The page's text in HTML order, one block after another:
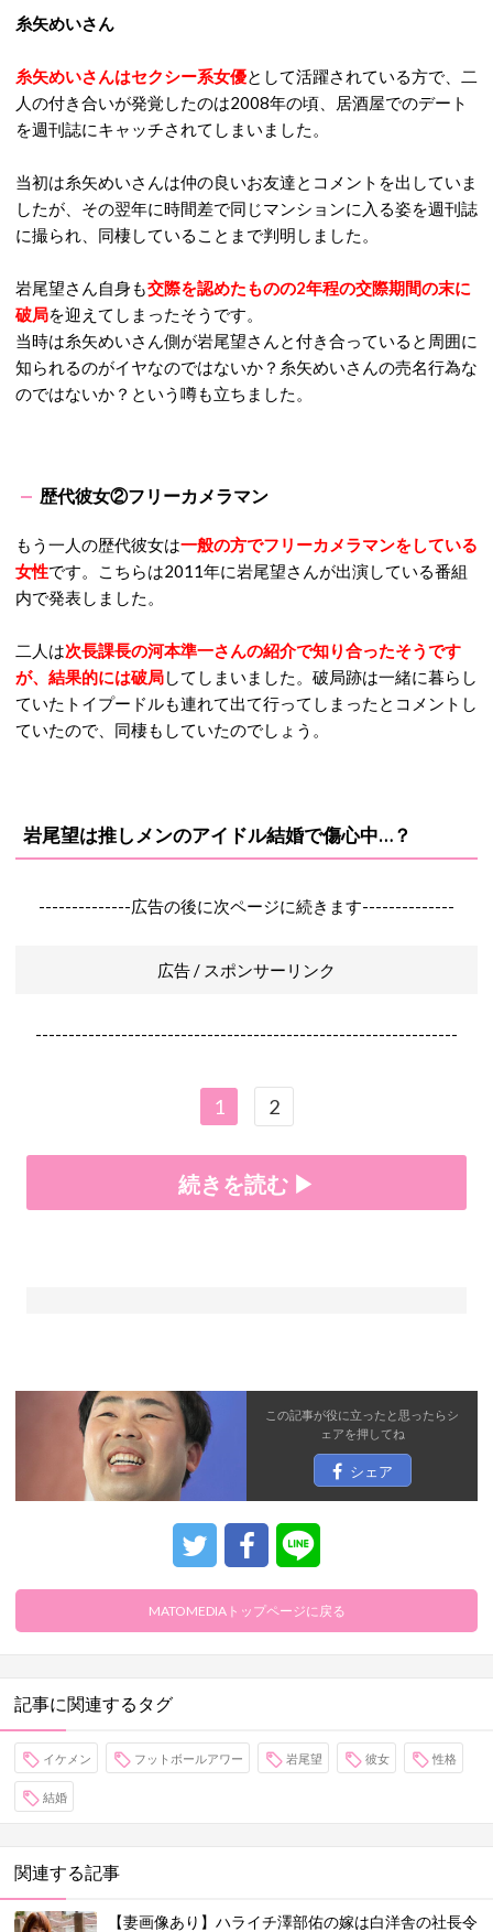
糸矢めいさん
糸矢めいさんはセクシー系女優として活躍されている方で、二
人の付き合いが発覚したのは2008年の頃、居酒屋でのデート
を週刊誌にキャッチされてしまいました。
当初は糸矢めいさんは仲の良いお友達とコメントを出していま
したが、その翌年に時間差で同じマンションに入る姿を週刊誌
に撮られ、同棲していることまで判明しました。
岩尾望さん自身も交際を認めたものの2年程の交際期間の末に
破局を迎えてしまったそうです。
当時は糸矢めいさん側が岩尾望さんと付き合っていると周囲に
知られるのがイヤなのではないか？糸矢めいさんの売名行為な
のではないか？という噂も立ちました。
歴代彼女②フリーカメラマン
もう一人の歴代彼女は一般の方でフリーカメラマンをしている
女性です。こちらは2011年に岩尾望さんが出演している番組
内で発表しました。
二人は次長課長の河本準一さんの紹介で知り合ったそうです
が、結果的には破局してしまいました。破局跡は一緒に暮らし
ていたトイプードルも連れて出て行ってしまったとコメントし
ていたので、同棲もしていたのでしょう。
岩尾望は推しメンのアイドル結婚で傷心中…？
--------------広告の後に次ページに続きます--------------
広告 / スポンサーリンク
----------------------------------------------------------------
1 2
続きを読む ▶
この記事が役に立ったと思ったらシ
ェアを押してね
シェア
MATOMEDIAトップページに戻る
記事に関連するタグ
イケメン フットボールアワー 岩尾望 彼女 性格
結婚
関連する記事
【妻画像あり】ハライチ澤部佑の嫁は白洋舎の社長令